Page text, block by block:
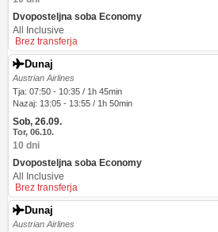
Dvoposteljna soba Economy
All Inclusive
Brez transferja
Dunaj
Austrian Airlines
Tja: 07:50 - 10:35 / 1h 45min
Nazaj: 13:05 - 13:55 / 1h 50min
Sob, 26.09.
Tor, 06.10.
10 dni
Dvoposteljna soba Economy
All Inclusive
Brez transferja
Dunaj
Austrian Airlines